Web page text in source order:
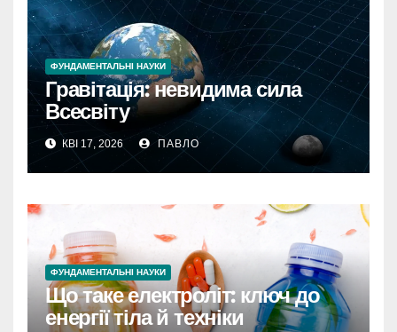
ФУНДАМЕНТАЛЬНІ НАУКИ
Гравітація: невидима сила
Всесвіту
КВІ 17, 2026 ПАВЛО
ФУНДАМЕНТАЛЬНІ НАУКИ
Що таке електроліт: ключ до
енергії тіла й техніки